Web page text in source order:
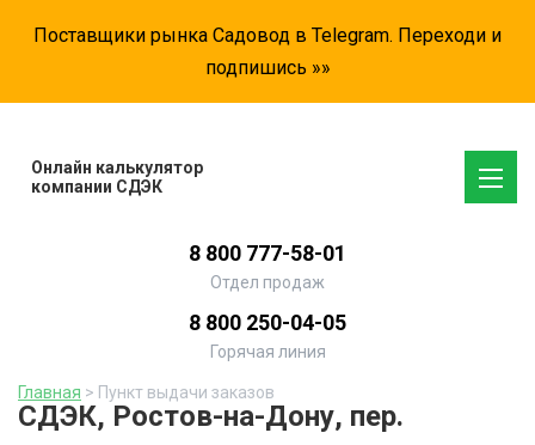
Поставщики рынка Садовод в Telegram. Переходи и
подпишись »»
Онлайн калькулятор
компании СДЭК
8 800 777-58-01
Отдел продаж
8 800 250-04-05
Горячая линия
Главная > Пункт выдачи заказов
СДЭК, Ростов-на-Дону, пер.